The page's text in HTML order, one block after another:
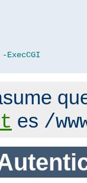
-ExecCGI
es /